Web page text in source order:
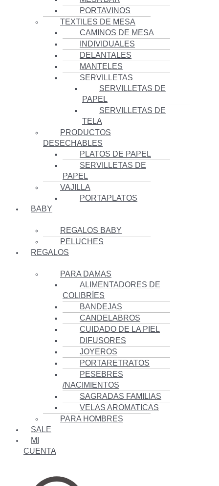
PORTAVINOS
TEXTILES DE MESA
CAMINOS DE MESA
INDIVIDUALES
DELANTALES
MANTELES
SERVILLETAS
SERVILLETAS DE
PAPEL
SERVILLETAS DE
TELA
PRODUCTOS
DESECHABLES
PLATOS DE PAPEL
SERVILLETAS DE
PAPEL
VAJILLA
PORTAPLATOS
BABY
REGALOS BABY
PELUCHES
REGALOS
PARA DAMAS
ALIMENTADORES DE
COLIBRÍES
BANDEJAS
CANDELABROS
CUIDADO DE LA PIEL
DIFUSORES
JOYEROS
PORTARETRATOS
PESEBRES
/NACIMIENTOS
SAGRADAS FAMILIAS
VELAS AROMATICAS
PARA HOMBRES
SALE
MI
CUENTA